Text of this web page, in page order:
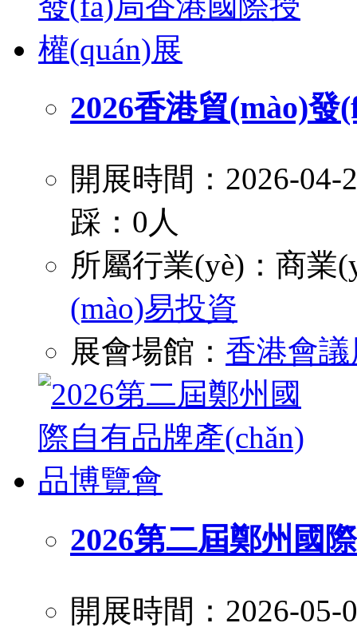
2026香港貿(mào)
開展時間：2026-
踩：0人
所屬行業(yè)： 商業
(mào)易投資
展會場館： 香港會
2026第二屆鄭州國
開展時間：2026-